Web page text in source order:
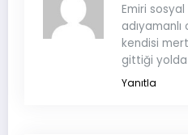
Emiri
kendisi
gittiği
Yanıtla